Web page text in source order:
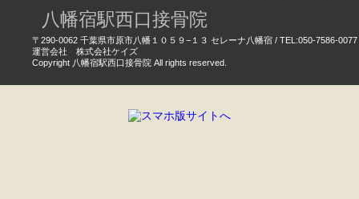
八幡宿駅西口接骨院
〒290-0062 千葉県市原市八幡１０５９−１３ セレーナ八幡宿 / TEL:050-7586-0077
運営会社 株式会社ケイズ
Copyright 八幡宿駅西口接骨院 All rights reserved.